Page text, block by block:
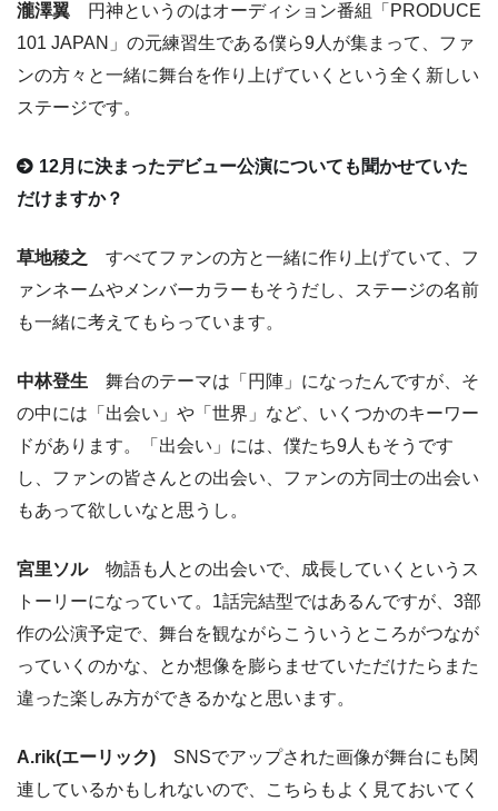
瀧澤翼 円神というのはオーディション番組「PRODUCE
101 JAPAN」の元練習生である僕ら9人が集まって、ファ
ンの方々と一緒に舞台を作り上げていくという全く新しい
ステージです。
12月に決まったデビュー公演についても聞かせていた
だけますか？
草地稜之 すべてファンの方と一緒に作り上げていて、フ
ァンネームやメンバーカラーもそうだし、ステージの名前
も一緒に考えてもらっています。
中林登生 舞台のテーマは「円陣」になったんですが、そ
の中には「出会い」や「世界」など、いくつかのキーワー
ドがあります。「出会い」には、僕たち9人もそうです
し、ファンの皆さんとの出会い、ファンの方同士の出会い
もあって欲しいなと思うし。
宮里ソル物語も人との出会いで、成長していくというス
トーリーになっていて。1話完結型ではあるんですが、3部
作の公演予定で、舞台を観ながらこういうところがつなが
っていくのかな、とか想像を膨らませていただけたらまた
違った楽しみ方ができるかなと思います。
A.rik(エーリック) SNSでアップされた画像が舞台にも関
連しているかもしれないので、こちらもよく見ておいてく